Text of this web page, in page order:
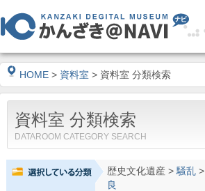
HOME > 資料室 > 資料室 分類検索
資料室 分類検索
DATAROOM CATEGORY SEARCH
歴史文化遺産>騒乱>
良